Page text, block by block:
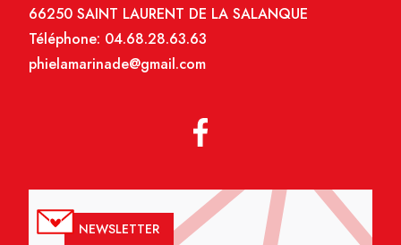
66250 SAINT LAURENT DE LA SALANQUE
Téléphone: 04.68.28.63.63
phielamarinade@gmail.com
NEWSLETTER